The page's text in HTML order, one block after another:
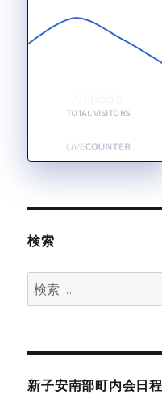
TOTAL VISITORS
検索
検
索:
新子安南部町内会日程